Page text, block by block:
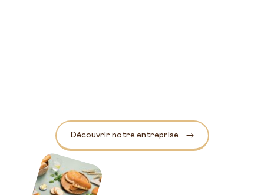
Découvrir notre entreprise